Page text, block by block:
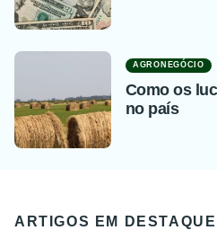
AGRONEGÓCIO
Como os
no país
ARTIGOS EM DESTAQUE